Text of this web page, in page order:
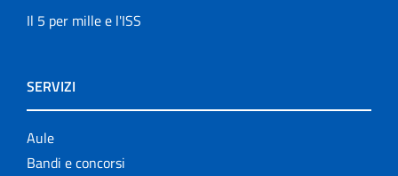
Il 5 per mille e l'ISS
SERVIZI
Aule
Bandi e concorsi